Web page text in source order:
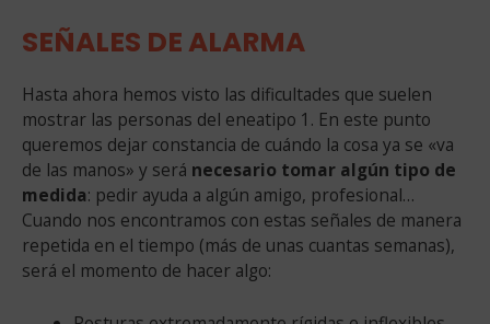
SEÑALES DE ALARMA
Hasta ahora hemos visto las dificultades que suelen
mostrar las personas del eneatipo 1. En este punto
queremos dejar constancia de cuándo la cosa ya se «va
de las manos» y será necesario tomar algún tipo de
medida: pedir ayuda a algún amigo, profesional…
Cuando nos encontramos con estas señales de manera
repetida en el tiempo (más de unas cuantas semanas),
será el momento de hacer algo: